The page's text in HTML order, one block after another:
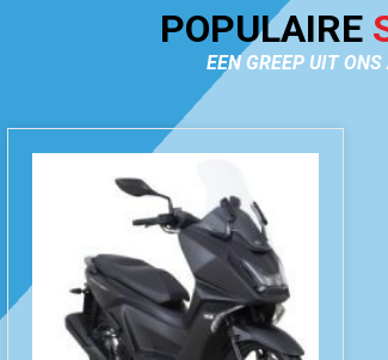
POPULAIRE
EEN GREEP UIT